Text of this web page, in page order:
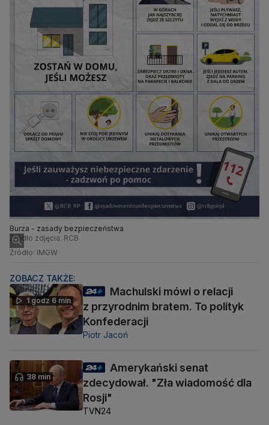
Burza - zasady bezpieczeństwa
Źródło zdjęcia: RCB
Źródło: IMGW
ZOBACZ TAKŻE:
1 godz 6 min
Machulski mówi o relacji
z przyrodnim bratem. To polityk
Konfederacji
Piotr Jacoń
38 min
Amerykański senat
zdecydował. "Zła wiadomość dla
Rosji"
TVN24